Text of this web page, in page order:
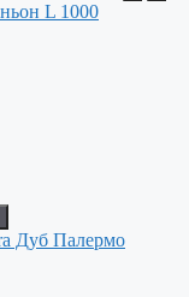
L 1000